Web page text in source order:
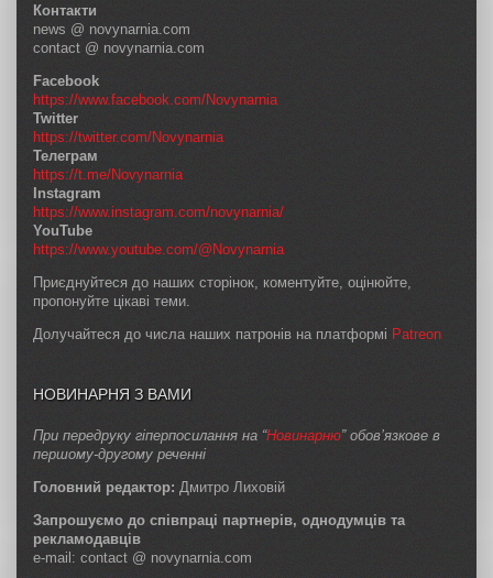
Контакти
news @ novynarnia.com
contact @ novynarnia.com
Facebook
https://www.facebook.com/Novynarnia
Twitter
https://twitter.com/Novynarnia
Телеграм
https://t.me/Novynarnia
Instagram
https://www.instagram.com/novynarnia/
YouTube
https://www.youtube.com/@Novynarnia
Приєднуйтеся до наших сторінок, коментуйте, оцінюйте,
пропонуйте цікаві теми.
Долучайтеся до числа наших патронів на платформі Patreon
НОВИНАРНЯ З ВАМИ
При передруку гіперпосилання на “Новинарню” обов’язкове в
першому-другому реченні
Головний редактор: Дмитро Лиховій
Запрошуємо до співпраці партнерів, однодумців та
рекламодавців
e-mail: contact @ novynarnia.com